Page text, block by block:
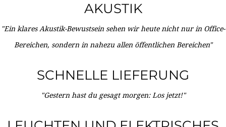
AKUSTIK
"Ein klares Akustik-Bewustsein sehen wir heute nicht nur in Office-
Bereichen, sondern in nahezu allen öffentlichen Bereichen"
SCHNELLE LIEFERUNG
"Gestern hast du gesagt morgen: Los jetzt!"